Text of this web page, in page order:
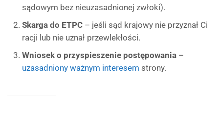
sądowym bez nieuzasadnionej zwłoki).
Skarga do ETPC – jeśli sąd krajowy nie przyznał Ci
racji lub nie uznał przewlekłości.
Wniosek o przyspieszenie postępowania –
uzasadniony ważnym interesem strony.